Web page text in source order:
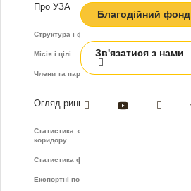
Про УЗА
Структура і функції
Місія і цілі
Члени та партнери
Огляд ринку
Статистика зернового
коридору
Статистика фрахту
Експортні показники
Благодійний фонд
Зв'язатися з нами